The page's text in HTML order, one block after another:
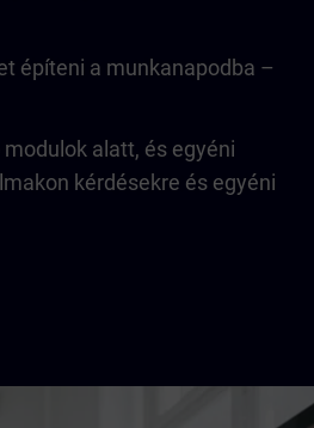
építeni a munkanapodba –
alatt, és egyéni
kérdésekre és egyéni